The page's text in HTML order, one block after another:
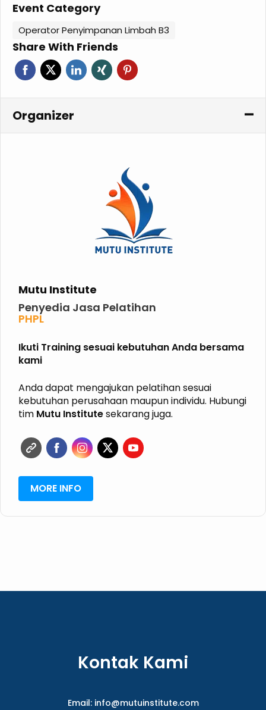
Event Category
Operator Penyimpanan Limbah B3
Share With Friends
Organizer
Mutu Institute
Penyedia Jasa Pelatihan
PHPL
P3K
K3 KIMIA
K3 MIGAS
HALAL
GRK
ISPO
RSPO
Ikuti Training sesuai kebutuhan Anda bersama
kami
Anda dapat mengajukan pelatihan sesuai
kebutuhan perusahaan maupun individu. Hubungi
tim Mutu Institutesekarang juga.
MORE INFO
Kontak Kami
Email: info@mutuinstitute.com